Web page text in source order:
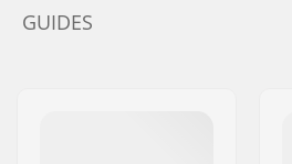
GUIDES